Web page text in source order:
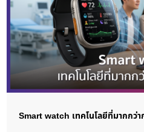
Smart watch เทคโนโลยีที่มากกว่า